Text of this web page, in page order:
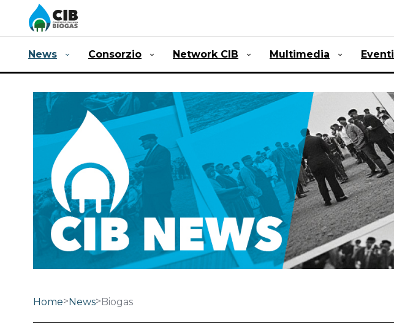
News Consorzio Network CIB Multimedia Eventi
Home>News>Biogas